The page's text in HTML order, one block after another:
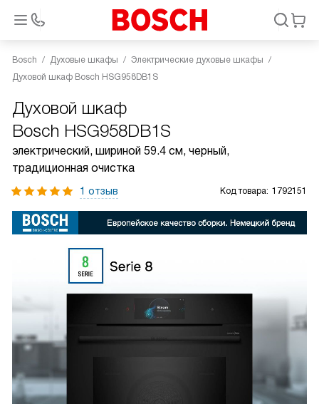
Bosch Духовые шкафы
Электрические духовые шкафы
Духовой шкаф Bosch HSG958DB1S
Духовой шкаф
Bosch HSG958DB1S
электрический, шириной 59.4 см, черный,
традиционная очистка
1 отзыв Код товара: 1792151